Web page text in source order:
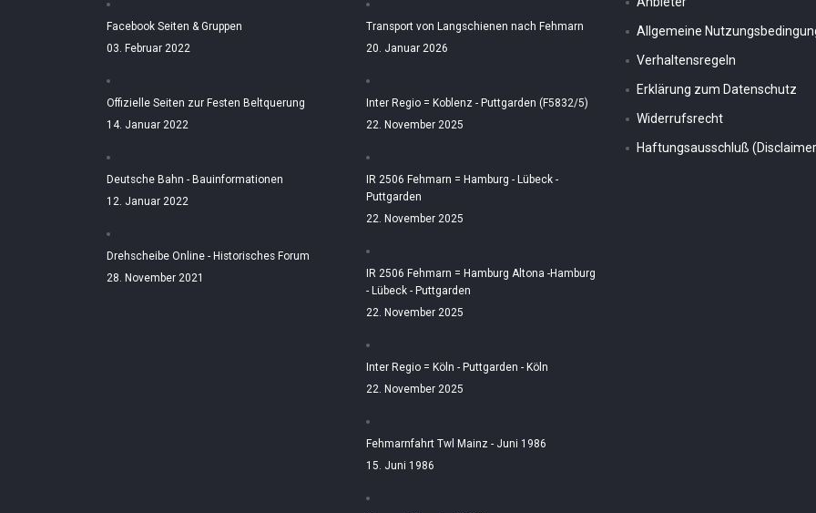
Facebook Seiten & Gruppen
03. Februar 2022
Offizielle Seiten zur Festen Beltquerung
14. Januar 2022
Deutsche Bahn - Bauinformationen
12. Januar 2022
Drehscheibe Online - Historisches Forum
28. November 2021
Transport von Langschienen nach Fehmarn
20. Januar 2026
Inter Regio = Koblenz - Puttgarden (F5832/5)
22. November 2025
IR 2506 Fehmarn = Hamburg - Lübeck -
Puttgarden
22. November 2025
IR 2506 Fehmarn = Hamburg Altona -Hamburg
- Lübeck - Puttgarden
22. November 2025
Inter Regio = Köln - Puttgarden - Köln
22. November 2025
Fehmarnfahrt Twl Mainz - Juni 1986
15. Juni 1986
Allgemeine
Verhaltensregeln
Erklärung zum Datenschutz
Widerrufsrecht
Haftungsausschluß